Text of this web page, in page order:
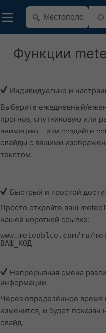
Функции
Индивидуально и
Выберите ежедневный/
прогноз, спутниковую или
анимацию… или создайте
слайды с вашими
текстом.
Быстрый и простой
Просто откройте ваш
нашей короткой ссылке:
www.meteoblue.com/ru/
ВАШ_КОД
Непрерывная смена
информации
Через определённое время
изменится, и будет показан
слайд.